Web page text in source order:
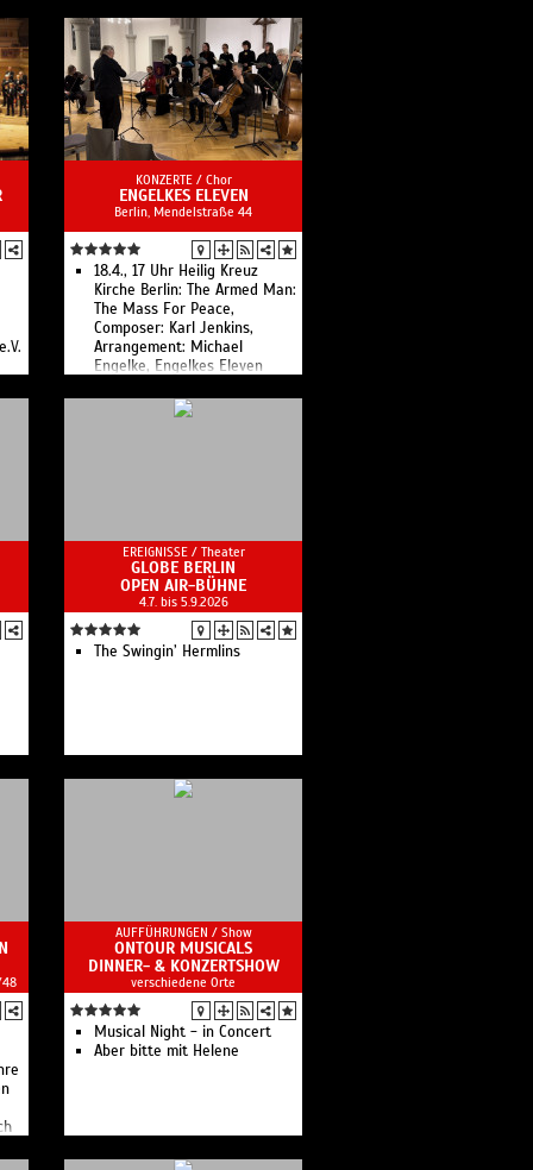
ausschließlich aus
Opernsolisten besteht.
KONZERTE / Chor
ENGELKES ELEVEN
Berlin, Mendelstraße 44
18.4., 17 Uhr Heilig Kreuz
Kirche Berlin: The Armed Man:
The Mass For Peace,
Composer: Karl Jenkins,
Arrangement: Michael
Engelke, Engelkes Eleven
EREIGNISSE / Theater
GLOBE BERLIN
OPEN AIR-BÜHNE
4.7. bis 5.9.2026
The Swingin’ Hermlins
AUFFÜHRUNGEN / Show
ONTOUR MUSICALS
DINNER- & KONZERTSHOW
verschiedene Orte
Musical Night - in Concert
Aber bitte mit Helene